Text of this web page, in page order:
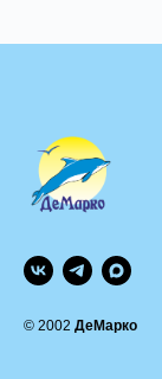
© 2002 ДеМарко